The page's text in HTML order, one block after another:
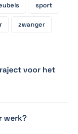
sport
zwanger
voor het
werk?